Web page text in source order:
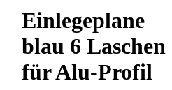
Einlegeplane
blau 6 Laschen
für Alu-Profil